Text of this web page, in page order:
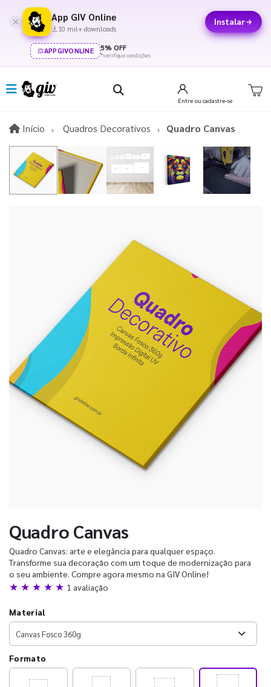
App GIV Online
10 mil+ downloads
Instalar
APPGIVONLINE 5% OFF
*verifique condições
Entre ou cadastre-se
Início InícioQuadros Decorativos Quadro Canvas
Quadro Canvas
Quadro Canvas: arte e elegância para qualquer espaço.
Transforme sua decoração com um toque de modernização para
o seu ambiente. Compre agora mesmo na GIV Online!
★ ★ ★ ★ ★ 1 avaliação
Material
Formato